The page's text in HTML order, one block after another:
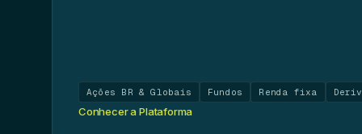
Ações BR & Globais Fundos Renda fixa
Conhecer a Plataforma